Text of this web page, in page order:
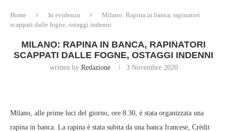
Home In evidenza
Milano: Rapina in banca, rapinatori
scappati dalle fogne, ostaggi indenni
MILANO: RAPINA IN BANCA, RAPINATORI
SCAPPATI DALLE FOGNE, OSTAGGI INDENNI
written by Redazione 3 Novembre 2020
Milano, alle prime luci del giorno, ore 8.30, è stata organizzata una
rapina in banca. La rapina è stata subita da una banca francese, Crédit